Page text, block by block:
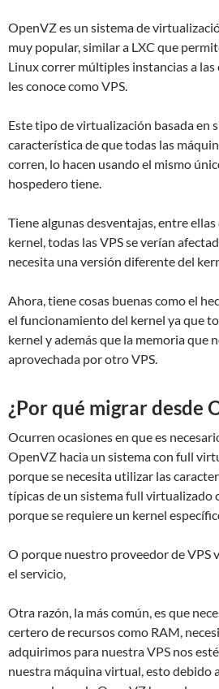
OpenVZ es un sistema de
muy popular, similar a LXC que
Linux correr múltiples instancias a
les conoce como VPS.
Este tipo de virtualización basada en
característica de que todas las
corren, lo hacen usando el mismo
hospedero tiene.
Tiene algunas desventajas, entre
kernel, todas las VPS se verían
necesita una versión diferente del
Ahora, tiene cosas buenas como el
el funcionamiento del kernel ya que
kernel y además que la memoria que
aprovechada por otro VPS.
¿Por qué migrar desde
Ocurren ocasiones en que es
OpenVZ hacia un sistema con full
porque se necesita utilizar las
típicas de un sistema full virtualizado
porque se requiere un kernel
O porque nuestro proveedor de VPS
el servicio,
Otra razón, la más común, es que
certero de recursos como RAM,
adquirimos para nuestra VPS nos
nuestra máquina virtual, esto debido